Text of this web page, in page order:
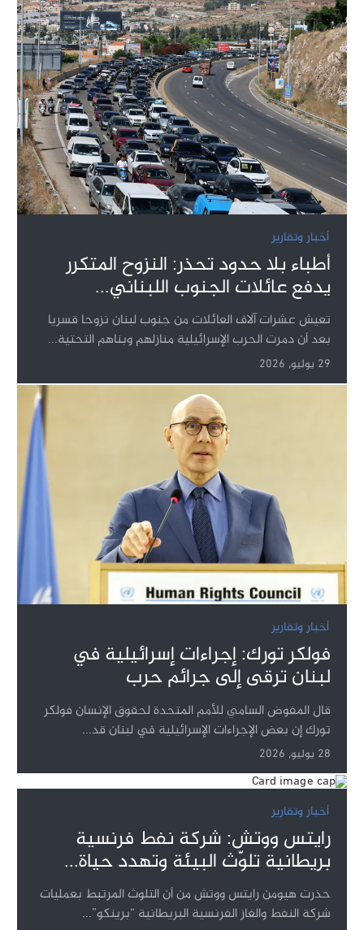
أخبار وتقارير
أطباء بلا حدود تحذر: النزوح المتكرر
يدفع عائلات الجنوب اللبناني...
تعيش عشرات آلاف العائلات من جنوب لبنان نزوحا قسريا
بعد أن دمرت الحرب الإسرائيلية منازلهم وبناهم التحتية...
29 يوليو, 2026
أخبار وتقارير
فولكر تورك: إجراءات إسرائيلية في
لبنان ترقى إلى جرائم حرب
قال المفوض السامي للأمم المتحدة لحقوق الإنسان فولكر
تورك إن بعض الإجراءات الإسرائيلية في لبنان قد...
28 يوليو, 2026
أخبار وتقارير
رايتس ووتش: شركة نفط فرنسية
بريطانية تلوّث البيئة وتهدد حياة...
حذرت هيومن رايتس ووتش من أن التلوث المرتبط بعمليات
شركة النفط والغاز الفرنسية البريطانية “برينكو”...